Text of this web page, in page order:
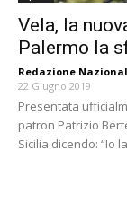
Vela, la
Palermo la
Redazione
22 Giugno 2019
Presentata
patron Patrizio
Sicilia dicendo: “Io